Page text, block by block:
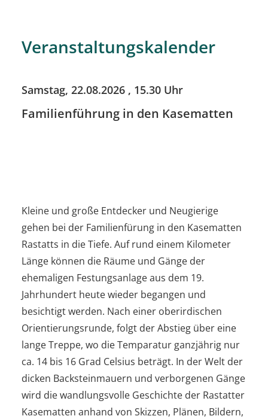
Veranstaltungskalender
Samstag, 22.08.2026 , 15.30 Uhr
Familienführung in den Kasematten
Kleine und große Entdecker und Neugierige
gehen bei der Familienfürung in den Kasematten
Rastatts in die Tiefe. Auf rund einem Kilometer
Länge können die Räume und Gänge der
ehemaligen Festungsanlage aus dem 19.
Jahrhundert heute wieder begangen und
besichtigt werden. Nach einer oberirdischen
Orientierungsrunde, folgt der Abstieg über eine
lange Treppe, wo die Temparatur ganzjährig nur
ca. 14 bis 16 Grad Celsius beträgt. In der Welt der
dicken Backsteinmauern und verborgenen Gänge
wird die wandlungsvolle Geschichte der Rastatter
Kasematten anhand von Skizzen, Plänen, Bildern,